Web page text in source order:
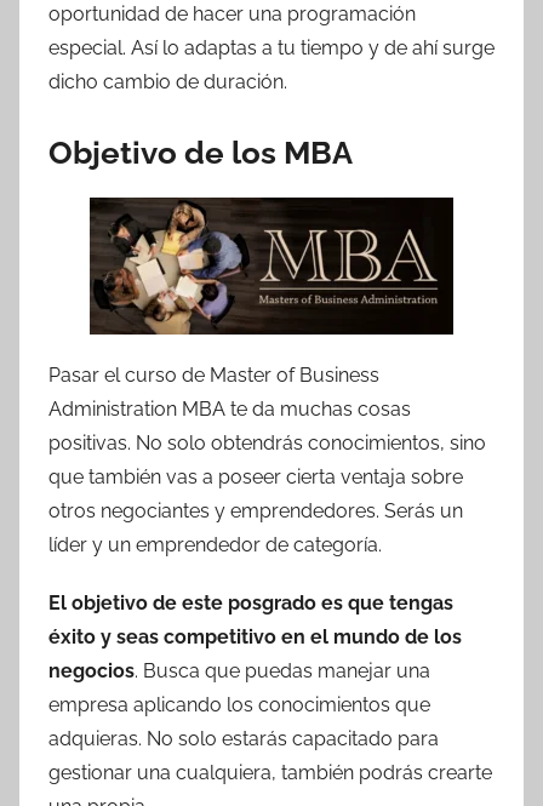
oportunidad de hacer una programación
especial. Así lo adaptas a tu tiempo y de ahí surge
dicho cambio de duración.
Objetivo de los MBA
Pasar el curso de Master of Business
Administration MBA te da muchas cosas
positivas. No solo obtendrás conocimientos, sino
que también vas a poseer cierta ventaja sobre
otros negociantes y emprendedores. Serás un
líder y un emprendedor de categoría.
El objetivo de este posgrado es que tengas
éxito y seas competitivo en el mundo de los
negocios. Busca que puedas manejar una
empresa aplicando los conocimientos que
adquieras. No solo estarás capacitado para
gestionar una cualquiera, también podrás crearte